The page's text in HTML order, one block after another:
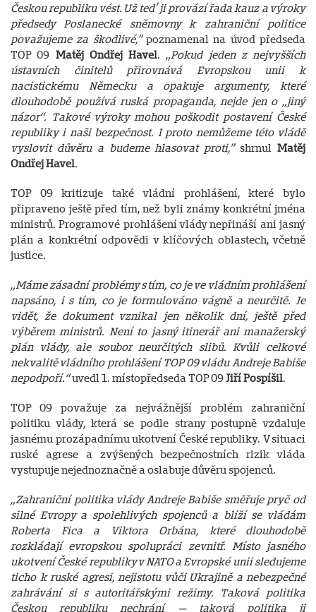
Českou republiku vést. Už teď ji provází řada kauz a výroky
předsedy Poslanecké sněmovny k zahraniční politice
považujeme za škodlivé,”poznamenal na úvod předseda
TOP 09 Matěj Ondřej Havel. „Pokud jeden z nejvyšších
ústavních činitelů přirovnává Evropskou unii k
nacistickému Německu a opakuje argumenty, které
dlouhodobě používá ruská propaganda, nejde jen o „jiný
názor“. Takové výroky mohou poškodit postavení České
republiky i naši bezpečnost. I proto nemůžeme této vládě
vyslovit důvěru a budeme hlasovat proti,”shrnulMatěj
Ondřej Havel.
TOP 09 kritizuje také vládní prohlášení, které bylo
připraveno ještě před tím, než byli známy konkrétní jména
ministrů. Programové prohlášení vlády nepřináší ani jasný
plán a konkrétní odpovědi v klíčových oblastech, včetně
justice.
„Máme zásadní problémy s tím, co je ve vládním prohlášení
napsáno, i s tím, co je formulováno vágně a neurčitě. Je
vidět, že dokument vznikal jen několik dní, ještě před
výběrem ministrů. Není to jasný itinerář ani manažerský
plán vlády, ale soubor neurčitých slibů. Kvůli celkové
nekvalitě vládního prohlášení TOP 09 vládu Andreje Babiše
nepodpoří.“uvedl 1. místopředseda TOP 09Jiří Pospíšil.
TOP 09 považuje za nejvážnější problém zahraniční
politiku vlády, která se podle strany postupně vzdaluje
jasnému prozápadnímu ukotvení České republiky. V situaci
ruské agrese a zvýšených bezpečnostních rizik vláda
vystupuje nejednoznačně a oslabuje důvěru spojenců.
„Zahraniční politika vlády Andreje Babiše směřuje pryč od
silné Evropy a spolehlivých spojenců a blíží se vládám
Roberta Fica a Viktora Orbána, které dlouhodobě
rozkládají evropskou spolupráci zevnitř. Místo jasného
ukotvení České republiky v NATO a Evropské unii sledujeme
ticho k ruské agresi, nejistotu vůči Ukrajině a nebezpečné
zahrávání si s autoritářskými režimy. Taková politika
Českou republiku nechrání — taková politika ji